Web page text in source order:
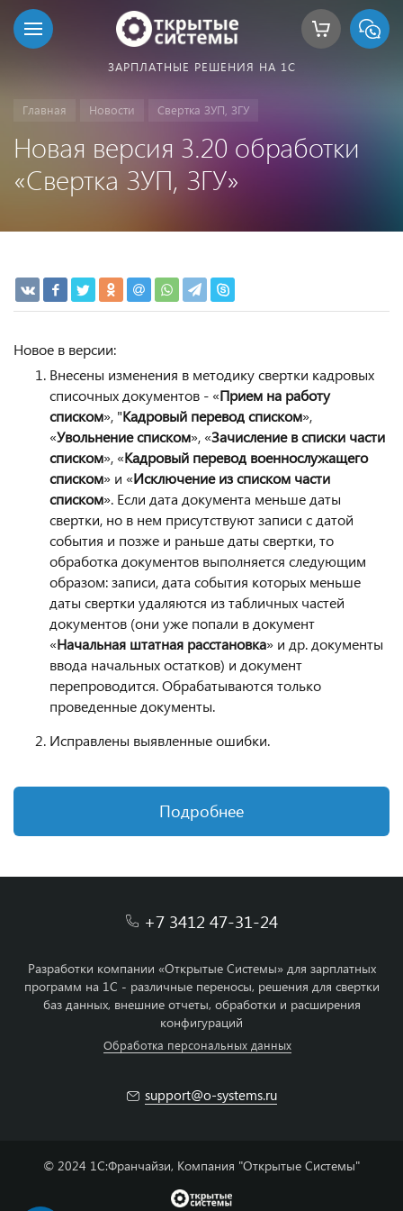
ЗАРПЛАТНЫЕ РЕШЕНИЯ НА 1С
Главная Новости Свертка ЗУП, ЗГУ
Новая версия 3.20 обработки
«Свертка ЗУП, ЗГУ»
Новое в версии:
Внесены изменения в методику свертки кадровых
списочных документов - «Прием на работу
списком», "Кадровый перевод списком»,
«Увольнение списком», «Зачисление в списки части
списком», «Кадровый перевод военнослужащего
списком» и «Исключение из списком части
списком». Если дата документа меньше даты
свертки, но в нем присутствуют записи с датой
события и позже и раньше даты свертки, то
обработка документов выполняется следующим
образом: записи, дата события которых меньше
даты свертки удаляются из табличных частей
документов (они уже попали в документ
«Начальная штатная расстановка» и др. документы
ввода начальных остатков) и документ
перепроводится. Обрабатываются только
проведенные документы.
Исправлены выявленные ошибки.
Подробнее
+7 3412 47-31-24
Разработки компании «Открытые Системы» для зарплатных
программ на 1С - различные переносы, решения для свертки
баз данных, внешние отчеты, обработки и расширения
конфигураций
Обработка персональных данных
support@o-systems.ru
© 2024 1С:Франчайзи, Компания "Открытые Системы"